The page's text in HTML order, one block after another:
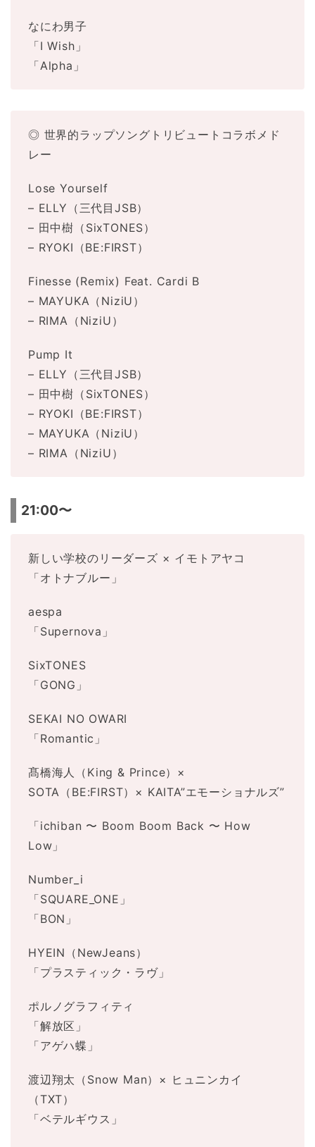
なにわ男子
「I Wish」
「Alpha」
◎ 世界的ラップソングトリビュートコラボメド
レー
Lose Yourself
– ELLY（三代目JSB）
– 田中樹（SixTONES）
– RYOKI（BE:FIRST）
Finesse (Remix) Feat. Cardi B
– MAYUKA（NiziU）
– RIMA（NiziU）
Pump It
– ELLY（三代目JSB）
– 田中樹（SixTONES）
– RYOKI（BE:FIRST）
– MAYUKA（NiziU）
– RIMA（NiziU）
21:00〜
新しい学校のリーダーズ × イモトアヤコ
「オトナブルー」
aespa
「Supernova」
SixTONES
「GONG」
SEKAI NO OWARI
「Romantic」
髙橋海人（King & Prince）×
SOTA（BE:FIRST）× KAITA”エモーショナルズ”
「ichiban 〜 Boom Boom Back 〜 How
Low」
Number_i
「SQUARE_ONE」
「BON」
HYEIN（NewJeans）
「プラスティック・ラヴ」
ポルノグラフィティ
「解放区」
「アゲハ蝶」
渡辺翔太（Snow Man）× ヒュニンカイ
（TXT）
「ベテルギウス」